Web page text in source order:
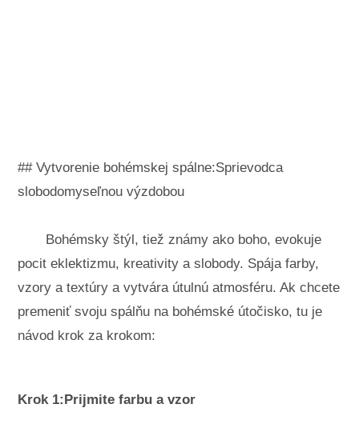
## Vytvorenie bohémskej spálne:Sprievodca
slobodomyseľnou výzdobou
Bohémsky štýl, tiež známy ako boho, evokuje
pocit eklektizmu, kreativity a slobody. Spája farby,
vzory a textúry a vytvára útulnú atmosféru. Ak chcete
premeniť svoju spálňu na bohémské útočisko, tu je
návod krok za krokom:
Krok 1:Prijmite farbu a vzor